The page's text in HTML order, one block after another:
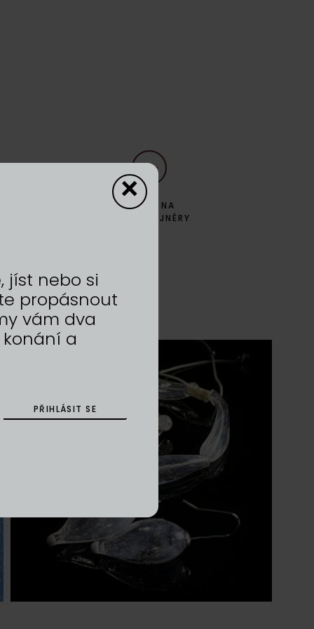
ZPĚT NA
DYZAJNÉRY
jíst nebo si
propásnout
vám dva
a
PŘIHLÁSIT SE
×